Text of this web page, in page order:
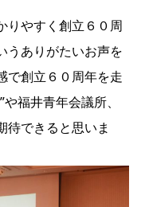
りやすく創立６０周
うありがたいお声を
で創立６０周年を走
福井青年会議所、
待できると思いま